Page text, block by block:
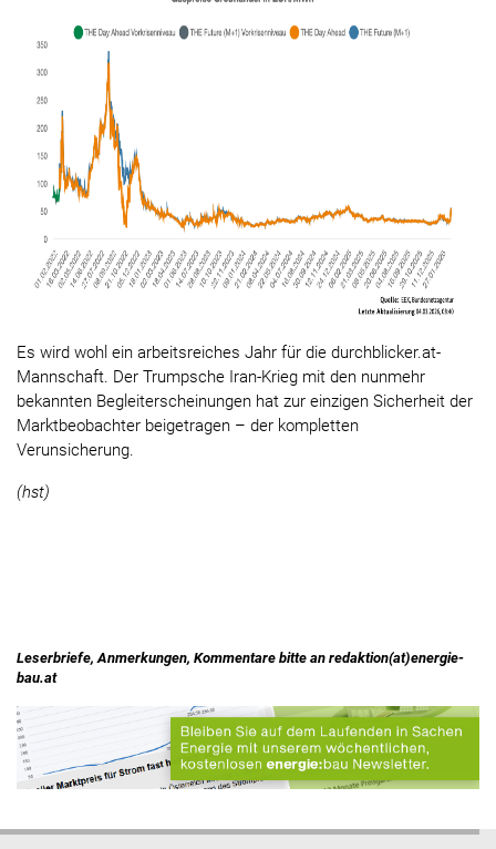
Es wird wohl ein arbeitsreiches Jahr für die durchblicker.at-
Mannschaft. Der Trumpsche Iran-Krieg mit den nunmehr
bekannten Begleiterscheinungen hat zur einzigen Sicherheit der
Marktbeobachter beigetragen – der kompletten
Verunsicherung.
(hst)
Leserbriefe, Anmerkungen, Kommentare bitte an redaktion(at)energie-
bau.at